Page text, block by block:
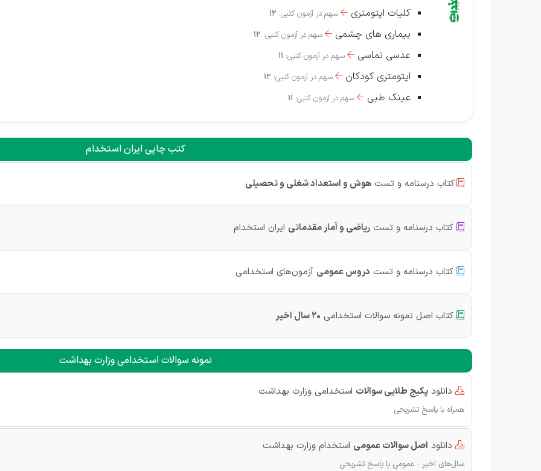
کلیات اپتومتری  سهم در آزمون کتبی: 12
بیماری های چشمی  سهم در آزمون کتبی: 12
عدسی تماسی  سهم در آزمون کتبی: 11
اپتومتری کودکان  سهم در آزمون کتبی: 12
عینک طبی  سهم در آزمون کتبی: 11
کتب چاپی ایران استخدام
 کتاب درسنامه و تست هوش و استعداد شغلی و تحصیلی
 کتاب درسنامه و تست ریاضی و آمار مقدماتی ایران استخدام
 کتاب درسنامه و تست دروس عمومی آزمون‌های استخدامی
 کتاب اصل نمونه سوالات استخدامی 20 سال اخیر
نمونه سوالات استخدامی وزارت بهداشت
 دانلود پکیج طلایی سوالات استخدامی وزارت بهداشت
همراه با پاسخ تشریحی
 دانلود اصل سوالات عمومی استخدام وزارت بهداشت
سال‌های اخیر - عمومی با پاسخ تشریحی